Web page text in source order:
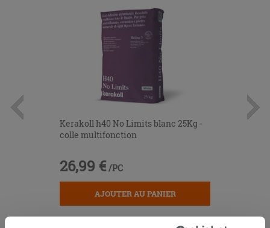
Kerakoll h40 No Limits blanc 25Kg -
colle multifonction
26,99 € /PC
AJOUTER AU PANIER